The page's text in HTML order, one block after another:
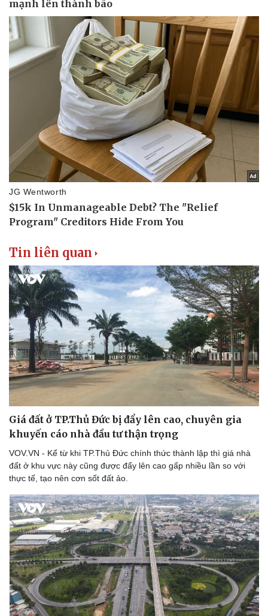
Văn hóa
Sân khấu - Điện ảnh
Văn học
Âm nhạc
Di sản
Giải trí
Thời trang
Sao Việt
Du lịch
Tư vấn
Podcast
Câu chuyện thời sự
Tin liên quan
Giá đất ở TP.Thủ Đức bị đẩy lên cao, chuyên gia
khuyến cáo nhà đầu tư thận trọng
VOV.VN - Kể từ khi TP.Thủ Đức chính thức thành lập thì giá nhà
đất ở khu vực này cũng được đẩy lên cao gấp nhiều lần so với
thực tế, tạo nên cơn sốt đất ảo.